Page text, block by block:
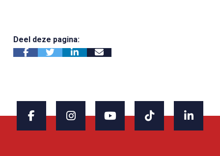
Deel deze pagina: